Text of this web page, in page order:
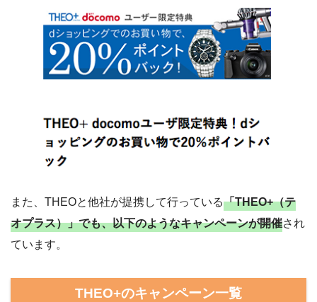
また、THEOと他社が提携して行っている「THEO+（テ
オプラス）」でも、以下のようなキャンペーンが開催され
ています。
THEO+のキャンペーン一覧